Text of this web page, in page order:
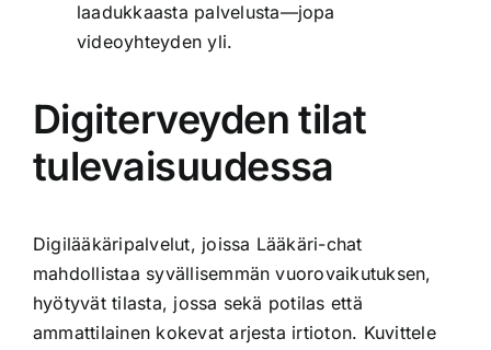
laadukkaasta palvelusta—jopa
videoyhteyden yli.
Digiterveyden tilat
tulevaisuudessa
Digilääkäripalvelut, joissa Lääkäri-chat
mahdollistaa syvällisemmän vuorovaikutuksen,
hyötyvät tilasta, jossa sekä potilas että
ammattilainen kokevat arjesta irtioton. Kuvittele